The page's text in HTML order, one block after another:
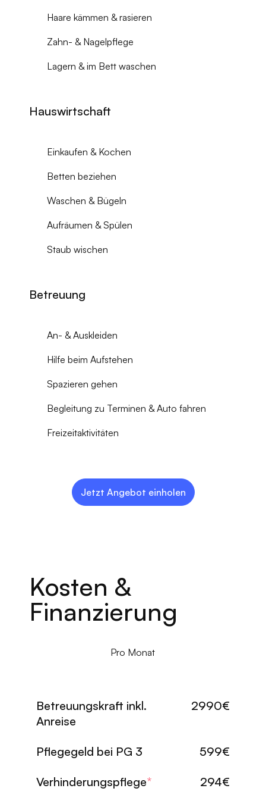
Haare kämmen & rasieren
Zahn- & Nagelpflege
Lagern & im Bett waschen
Hauswirtschaft
Einkaufen & Kochen
Betten beziehen
Waschen & Bügeln
Aufräumen & Spülen
Staub wischen
Betreuung
An- & Auskleiden
Hilfe beim Aufstehen
Spazieren gehen
Begleitung zu Terminen & Auto fahren
Freizeitaktivitäten
Jetzt Angebot einholen
Kosten &
Finanzierung
Pro Monat
Betreuungskraft inkl.
Anreise
2990€
Pflegegeld bei PG 3 599€
Verhinderungspflege* 294€